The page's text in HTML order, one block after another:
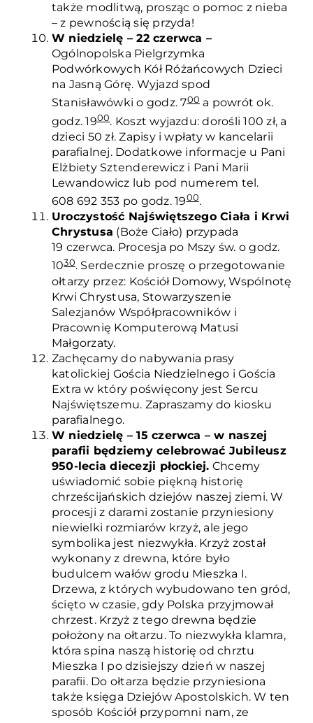
także modlitwą, prosząc o pomoc z nieba
– z pewnością się przyda!
W niedzielę – 22 czerwca –
Ogólnopolska Pielgrzymka
Podwórkowych Kół Różańcowych Dzieci
na Jasną Górę. Wyjazd spod
Stanisławówki o godz. 700a powrót ok.
godz. 1900. Koszt wyjazdu: dorośli 100 zł, a
dzieci 50 zł. Zapisy i wpłaty w kancelarii
parafialnej. Dodatkowe informacje u Pani
Elżbiety Sztenderewicz i Pani Marii
Lewandowicz lub pod numerem tel.
608 692 353 po godz. 1900.
Uroczystość Najświętszego Ciała i Krwi
Chrystusa (Boże Ciało) przypada
19 czerwca. Procesja po Mszy św. o godz.
1030. Serdecznie proszę o przegotowanie
ołtarzy przez: Kościół Domowy, Wspólnotę
Krwi Chrystusa, Stowarzyszenie
Salezjanów Współpracowników i
Pracownię Komputerową Matusi
Małgorzaty.
Zachęcamy do nabywania prasy
katolickiej Gościa Niedzielnego i Gościa
Extra w który poświęcony jest Sercu
Najświętszemu. Zapraszamy do kiosku
parafialnego.
W niedzielę – 15 czerwca – w naszej
parafii będziemy celebrować Jubileusz
950-lecia diecezji płockiej. Chcemy
uświadomić sobie piękną historię
chrześcijańskich dziejów naszej ziemi. W
procesji z darami zostanie przyniesiony
niewielki rozmiarów krzyż, ale jego
symbolika jest niezwykła. Krzyż został
wykonany z drewna, które było
budulcem wałów grodu Mieszka I.
Drzewa, z których wybudowano ten gród,
ścięto w czasie, gdy Polska przyjmował
chrzest. Krzyż z tego drewna będzie
położony na ołtarzu. To niezwykła klamra,
która spina naszą historię od chrztu
Mieszka I po dzisiejszy dzień w naszej
parafii. Do ołtarza będzie przyniesiona
także księga Dziejów Apostolskich. W ten
sposób Kościół przypomni nam, ze